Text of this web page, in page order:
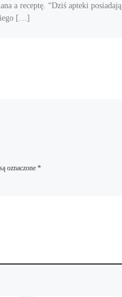
a receptę. “Dziś apteki posiadają
[…]
oznaczone *